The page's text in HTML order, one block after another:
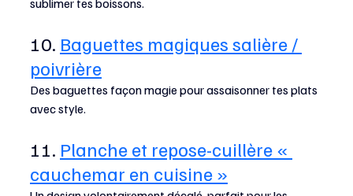
sublimer tes boissons.
10. Baguettes magiques salière /
poivrière
Des baguettes façon magie pour assaisonner tes plats
avec style.
11. Planche et repose-cuillère «
cauchemar en cuisine »